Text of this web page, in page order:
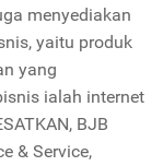
menyediakan
yaitu produk
yang
ialah internet
BJB
& Service,